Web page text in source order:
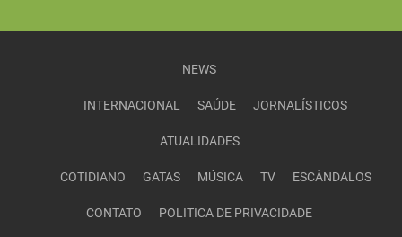
NEWS
INTERNACIONAL SAÚDE JORNALÍSTICOS
ATUALIDADES
COTIDIANO GATAS MÚSICA TV ESCÂNDALOS
CONTATO POLITICA DE PRIVACIDADE